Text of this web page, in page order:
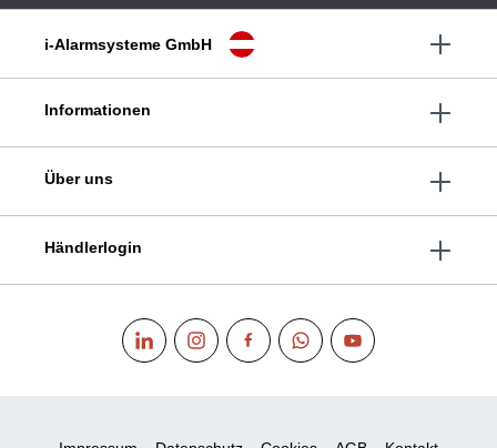
i-Alarmsysteme GmbH
Informationen
Über uns
Händlerlogin